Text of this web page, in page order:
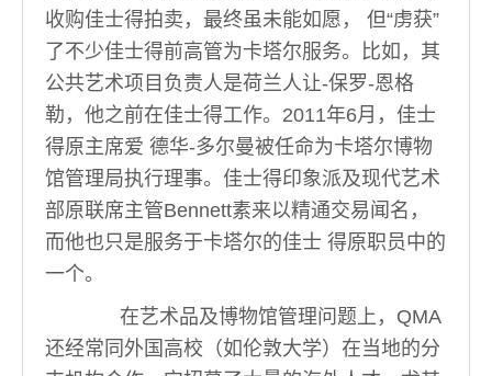
收购佳士得拍卖，最终虽未能如愿， 但“虏获”
了不少佳士得前高管为卡塔尔服务。比如，其
公共艺术项目负责人是荷兰人让-保罗-恩格
勒，他之前在佳士得工作。2011年6月，佳士
得原主席爱 德华-多尔曼被任命为卡塔尔博物
馆管理局执行理事。佳士得印象派及现代艺术
部原联席主管Bennett素来以精通交易闻名，
而他也只是服务于卡塔尔的佳士 得原职员中的
一个。
在艺术品及博物馆管理问题上，QMA
还经常同外国高校（如伦敦大学）在当地的分